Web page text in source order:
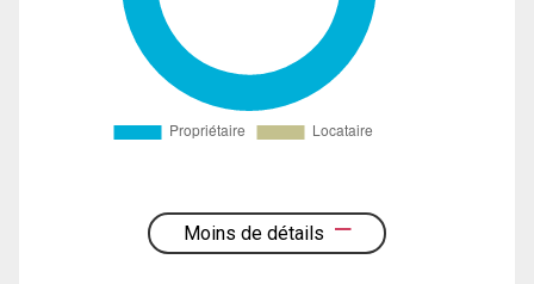
Moins de détails